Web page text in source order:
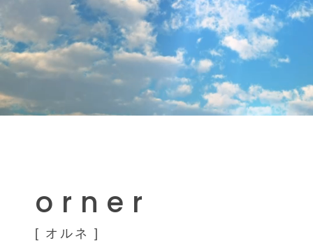
orner
[ オルネ ]